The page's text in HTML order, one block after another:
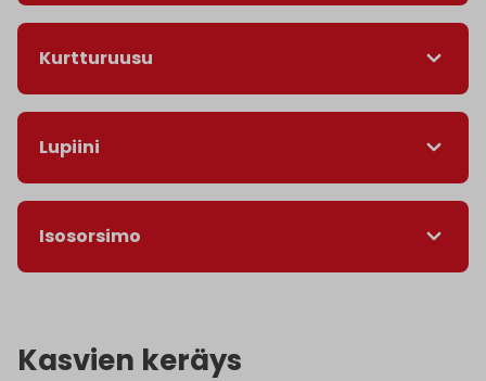
Kurtturuusu
Lupiini
Isosorsimo
Kasvien keräys